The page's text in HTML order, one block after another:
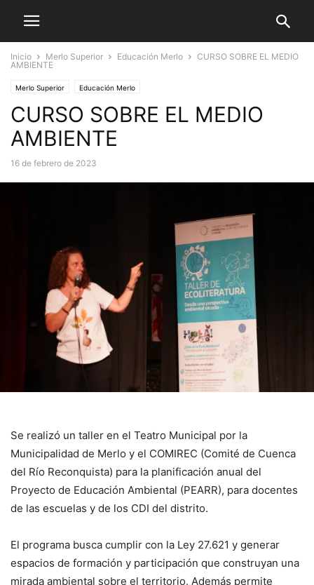
Inicio Merlo Superior Educación Merlo
CURSO SOBRE EL MEDIO
AMBIENTE
Merlo Superior Educación Merlo
CURSO SOBRE EL MEDIO
AMBIENTE
16 de febrero de 2023
Se realizó un taller en el Teatro Municipal por la
Municipalidad de Merlo y el COMIREC (Comité de Cuenca
del Río Reconquista) para la planificación anual del
Proyecto de Educación Ambiental (PEARR), para docentes
de las escuelas y de los CDI del distrito.
El programa busca cumplir con la Ley 27.621 y generar
espacios de formación y participación que construyan una
mirada ambiental sobre el territorio. Además permite